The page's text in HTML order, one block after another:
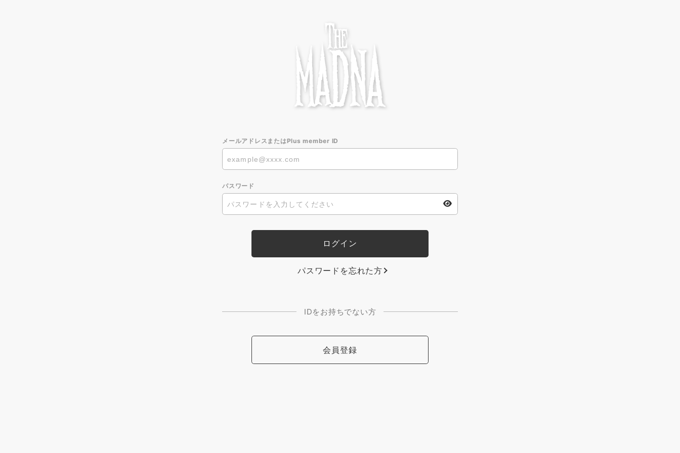
メールアドレスまたはPlus member ID
パスワード
パスワードを忘れた方
IDをお持ちでない方
会員登録